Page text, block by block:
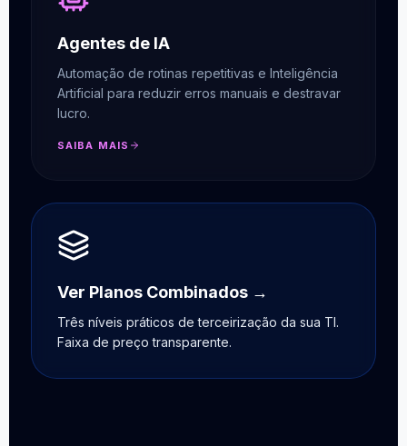
Agentes de IA
Automação de rotinas repetitivas e Inteligência
Artificial para reduzir erros manuais e destravar
lucro.
SAIBA MAIS
Ver Planos Combinados →
Três níveis práticos de terceirização da sua TI.
Faixa de preço transparente.